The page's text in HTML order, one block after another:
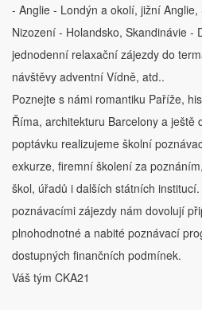
- Anglie - Londýn a okolí, jižní
Nizození - Holandsko, Skandinávie -
jednodenní relaxační zájezdy do
návštěvy adventní Vídně, atd..
Poznejte s námi romantiku Paříže,
Říma, architekturu Barcelony a ještě
poptávku realizujeme školní
exkurze, firemní školení za
škol, úřadů i dalších státních
poznávacími zájezdy nám dovolují
plnohodnotné a nabité poznávací
dostupných finančních podmínek.
Váš tým CKA21